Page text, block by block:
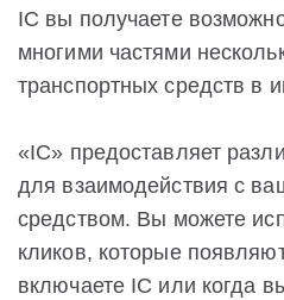
IC вы получаете
многими частями
транспортных средств в
«IC» предоставляет
для взаимодействия с
средством. Вы можете
кликов, которые
включаете IC или когда